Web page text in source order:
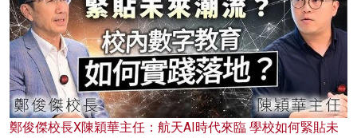
鄭俊傑校長X陳穎華主任：航天AI時代來臨 學校如何緊貼未